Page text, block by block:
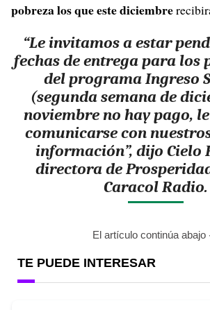
pobreza los que este diciembre
“Le invitamos a estar
fechas de entrega para los
del programa Ingreso
(segunda semana de
noviembre no hay pago,
comunicarse con
información”, dijo Cielo
directora de
Caracol Radio.
El artículo continúa abajo
TE PUEDE INTERESAR